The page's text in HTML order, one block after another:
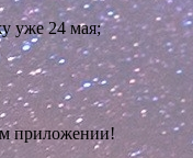
уже 24 мая;
приложении!